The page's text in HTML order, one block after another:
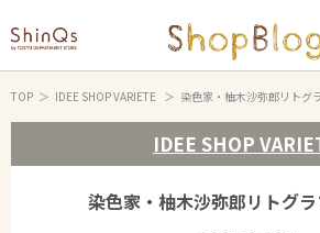
TOP IDEE SHOP VARIETE 染色家・柚木沙弥郎リトグ
IDEE SHOP
染色家・柚木沙弥郎リトグ